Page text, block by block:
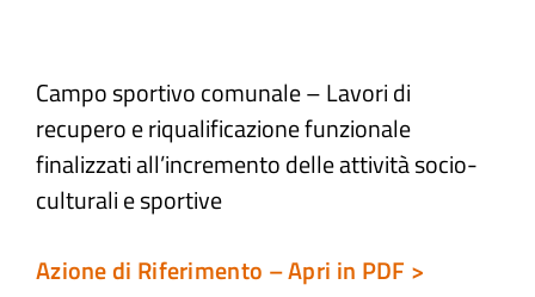
Comuni
Atti e Docunenti
Campo sportivo comunale – Lavori di
recupero e riqualificazione funzionale
finalizzati all’incremento delle attività socio-
culturali e sportive
Azione di Riferimento – Apri in PDF >